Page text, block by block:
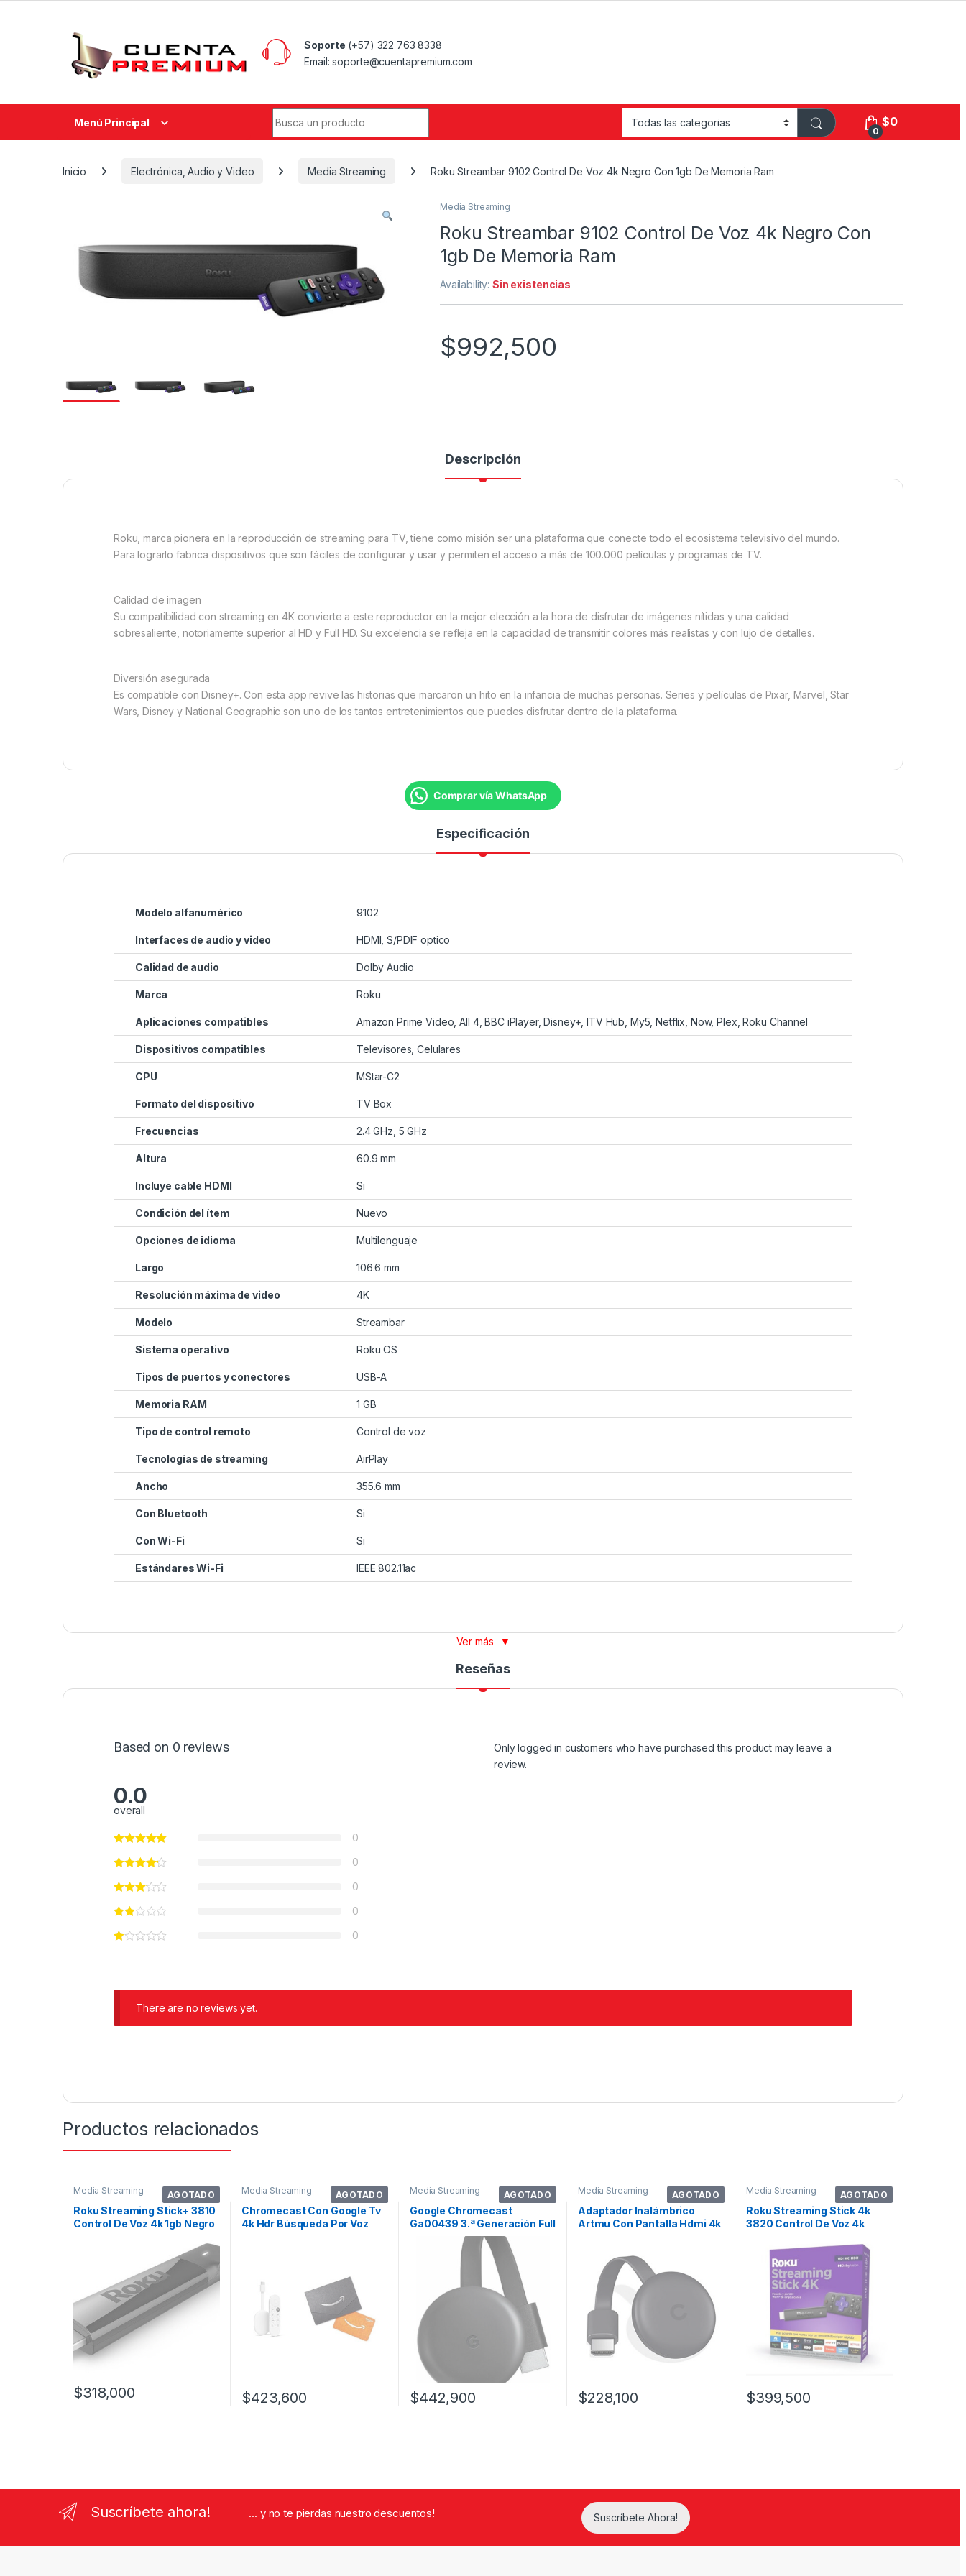
Soporte (+57) 322 763 8338
Email: soporte@cuentapremium.com
Menú Principal
0
$0
Inicio Electrónica, Audio y Video Media Streaming Roku Streambar 9102 Control De Voz 4k Negro Con 1gb De Memoria Ram
Media Streaming
Roku Streambar 9102 Control De Voz 4k Negro Con
1gb De Memoria Ram
Availability:Sin existencias
$992,500
Descripción
Roku, marca pionera en la reproducción de streaming para TV, tiene como misión ser una plataforma que conecte todo el ecosistema televisivo del mundo.
Para lograrlo fabrica dispositivos que son fáciles de configurar y usar y permiten el acceso a más de 100.000 películas y programas de TV.
Calidad de imagen
Su compatibilidad con streaming en 4K convierte a este reproductor en la mejor elección a la hora de disfrutar de imágenes nítidas y una calidad
sobresaliente, notoriamente superior al HD y Full HD. Su excelencia se refleja en la capacidad de transmitir colores más realistas y con lujo de detalles.
Diversión asegurada
Es compatible con Disney+. Con esta app revive las historias que marcaron un hito en la infancia de muchas personas. Series y películas de Pixar, Marvel, Star
Wars, Disney y National Geographic son uno de los tantos entretenimientos que puedes disfrutar dentro de la plataforma.
Comprar vía WhatsApp
Especificación
Modelo alfanumérico 9102
Interfaces de audio y video HDMI, S/PDIF optico
Calidad de audio Dolby Audio
Marca Roku
Aplicaciones compatibles Amazon Prime Video, All 4, BBC iPlayer, Disney+, ITV Hub, My5, Netflix, Now, Plex, Roku Channel
Dispositivos compatibles Televisores, Celulares
CPU MStar-C2
Formato del dispositivo TV Box
Frecuencias 2.4 GHz, 5 GHz
Altura 60.9 mm
Incluye cable HDMI Si
Condición del ítem Nuevo
Opciones de idioma Multilenguaje
Largo 106.6 mm
Resolución máxima de video 4K
Modelo Streambar
Sistema operativo Roku OS
Tipos de puertos y conectores USB-A
Memoria RAM 1 GB
Tipo de control remoto Control de voz
Tecnologías de streaming AirPlay
Ancho 355.6 mm
Con Bluetooth Si
Con Wi-Fi Si
Estándares Wi-Fi IEEE 802.11ac
Ver más ▼
Reseñas
Based on 0 reviews
0.0
overall
0
0
0
0
0
Only logged in customers who have purchased this product may leave a
review.
There are no reviews yet.
Productos relacionados
AGOTADO
Media Streaming
Roku Streaming Stick+ 3810
Control De Voz 4k 1gb Negro
$318,000
AGOTADO
Media Streaming
Chromecast Con Google Tv
4k Hdr Búsqueda Por Voz
$423,600
AGOTADO
Media Streaming
Google Chromecast
Ga00439 3.ª Generación Full
$442,900
AGOTADO
Media Streaming
Adaptador Inalámbrico
Artmu Con Pantalla Hdmi 4k
$228,100
AGOTADO
Media Streaming
Roku Streaming Stick 4k
3820 Control De Voz 4k
Ram
$399,500
Suscríbete ahora! ... y no te pierdas nuestro descuentos! Suscríbete Ahora!